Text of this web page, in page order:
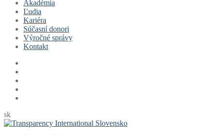
Akadémia
Ľudia
Kariéra
Súčasní donori
Výročné správy
Kontakt
sk